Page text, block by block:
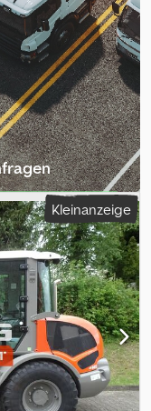
Abgasstufe EU Stufe
inkl.
der vorrätigen
Kleinanzeige